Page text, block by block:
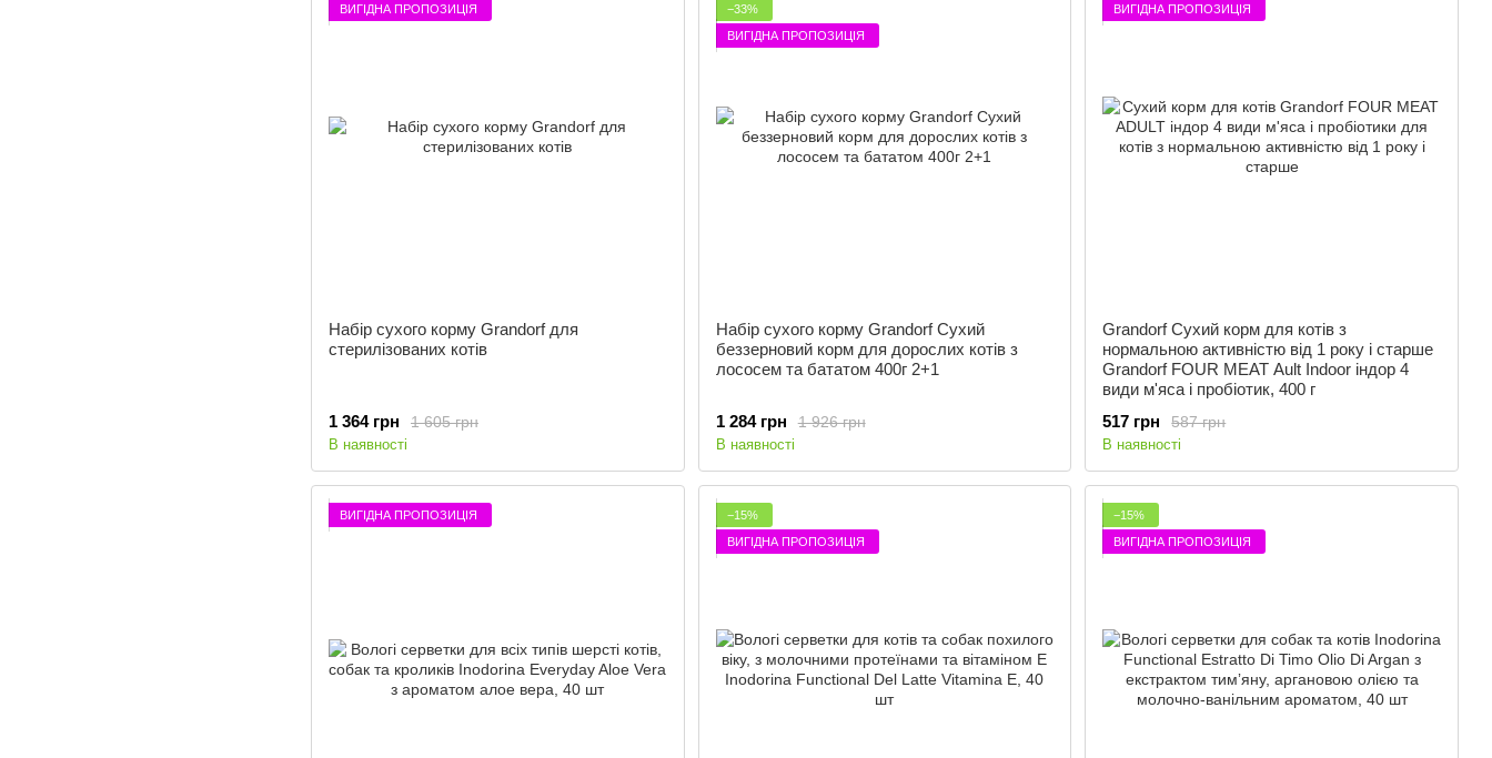
ВИГІДНА ПРОПОЗИЦІЯ
Набір сухого корму Grandorf для
стерилізованих котів
1 605 грн
1 364 грн
В наявності
−33%
ВИГІДНА ПРОПОЗИЦІЯ
Набір сухого корму Grandorf Сухий
беззерновий корм для дорослих котів з
лососем та бататом 400г 2+1
1 926 грн
1 284 грн
В наявності
ВИГІДНА ПРОПОЗИЦІЯ
Grandorf Сухий корм для котів з
нормальною активністю від 1 року і старше
Grandorf FOUR MEAT Ault Indoor індор 4
види м'яса і пробіотик, 400 г
587 грн
517 грн
В наявності
ВИГІДНА ПРОПОЗИЦІЯ
−15%
ВИГІДНА ПРОПОЗИЦІЯ
−15%
ВИГІДНА ПРОПОЗИЦІЯ